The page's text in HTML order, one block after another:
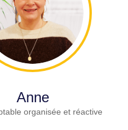
Anne
organisée et réactive